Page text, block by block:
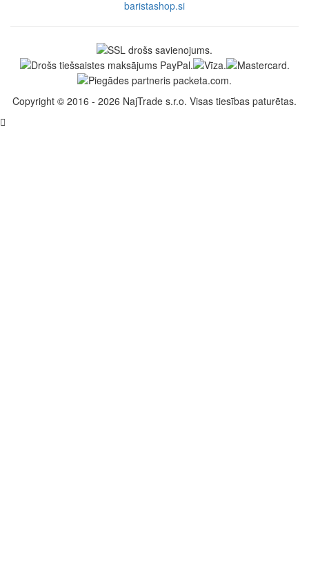
baristashop.si
Copyright © 2016 - 2026 NajTrade s.r.o. Visas tiesības paturētas.